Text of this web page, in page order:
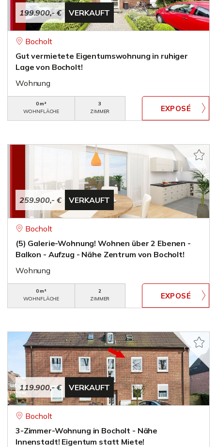
199.900,- € VERKAUFT
Bocholt
Gut vermietete Eigentumswohnung in ruhiger
Lage von Bocholt!
Wohnung
0 m²
WOHNFLÄCHE
3
ZIMMER
259.900,- € VERKAUFT
Bocholt
(5) Galerie-Wohnung! Wohnen über 2 Ebenen -
Balkon - Aufzug - Nähe Zentrum von Bocholt!
Wohnung
0 m²
WOHNFLÄCHE
2
ZIMMER
119.900,- € VERKAUFT
Bocholt
3-Zimmer-Wohnung in Bocholt - Nähe
Innenstadt! Eigentum statt Miete!